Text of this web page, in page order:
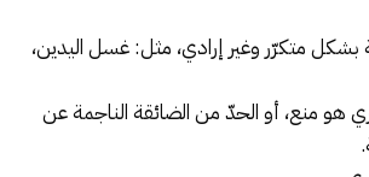
بشكل متكرّر وغير إرادي، مثل: غسل اليدين،
هو منع، أو الحدّ من الضائقة الناجمة عن